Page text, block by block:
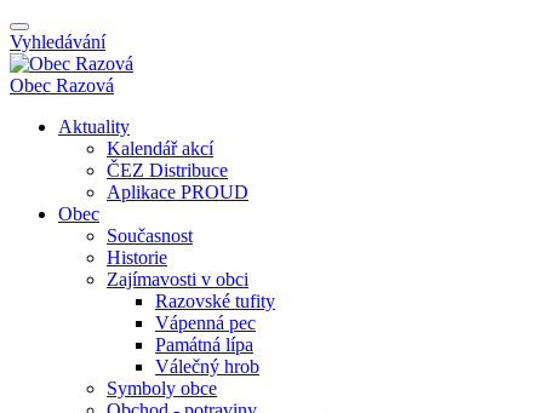
Vyhledávání
Obec Razová
Aktuality
Kalendář akcí
ČEZ Distribuce
Aplikace PROUD
Obec
Současnost
Historie
Zajímavosti v obci
Razovské tufity
Vápenná pec
Památná lípa
Válečný hrob
Symboly obce